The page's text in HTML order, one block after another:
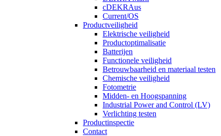
cDEKRAus
Current/OS
Productveiligheid
Elektrische veiligheid
Productoptimalisatie
Batterijen
Functionele veiligheid
Betrouwbaarheid en materiaal testen
Chemische veiligheid
Fotometrie
Midden- en Hoogspanning
Industrial Power and Control (LV)
Verlichting testen
Productinspectie
Contact